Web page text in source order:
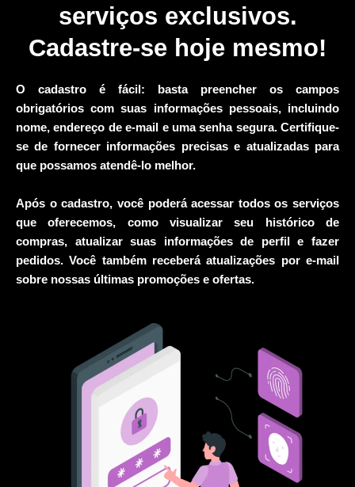
serviços exclusivos.
Cadastre-se hoje mesmo!
O cadastro é fácil: basta preencher os campos
obrigatórios com suas informações pessoais, incluindo
nome, endereço de e-mail e uma senha segura. Certifique-
se de fornecer informações precisas e atualizadas para
que possamos atendê-lo melhor.
Após o cadastro, você poderá acessar todos os serviços
que oferecemos, como visualizar seu histórico de
compras, atualizar suas informações de perfil e fazer
pedidos. Você também receberá atualizações por e-mail
sobre nossas últimas promoções e ofertas.